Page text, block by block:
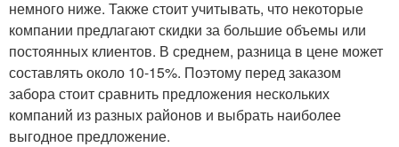
немного ниже. Также стоит учитывать, что некоторые
компании предлагают скидки за большие объемы или
постоянных клиентов. В среднем, разница в цене может
составлять около 10-15%. Поэтому перед заказом
забора стоит сравнить предложения нескольких
компаний из разных районов и выбрать наиболее
выгодное предложение.